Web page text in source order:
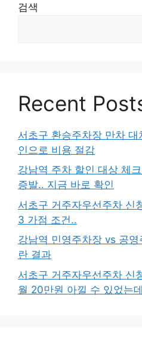
검색
Recent
서초구 환승주차장 만차
인으로 비용 절감
강남역 주차 할인 대상 체
증발.. 지금 바로 확인
서초구 거주자우선주차 신
3 가점 조건..
강남역 민영주차장 vs 공
란 결과
서초구 거주자우선주차 신
월 20만원 아낄 수 있었는